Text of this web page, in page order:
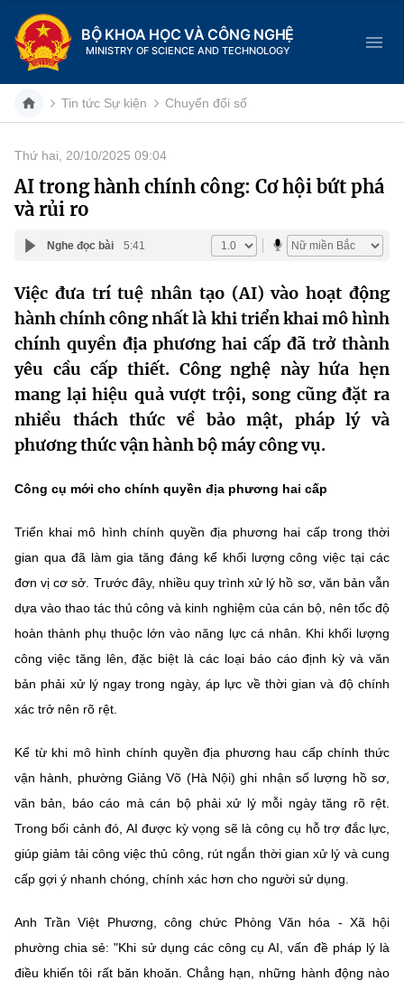
BỘ KHOA HỌC VÀ CÔNG NGHỆ
MINISTRY OF SCIENCE AND TECHNOLOGY
Danh mục
Trang chủ
Giới thiệu
Chức năng nhiệm vụ
Cơ cấu tổ chức
Lịch sử phát triển
Tin tức sự kiện
Khoa học và Công nghệ
Đổi mới sáng tạo
Tiêu chuẩn, đo lường, chất lượng
Năng lượng nguyên tử
Tin tổng hợp
Dịch vụ công
Hệ thống văn bản
Văn bản QPPL
MST IOFFICE
Đổi mới sáng tạo
Bưu chính, Viễn thông
Sở hữu trí tuệ
Năng lượng nguyên tử
Khác
Infographic
Nhiệm vụ trọng tâm
Vietnamese English
BỘ KHOA HỌC VÀ CÔNG NGHỆ
MINISTRY OF SCIENCE AND TECHNOLOGY
Tin tức Sự kiện Chuyển đổi số
Thứ hai, 20/10/2025 09:04
AI trong hành chính công: Cơ hội bứt phá
và rủi ro
Nghe đọc bài 5:41
Việc đưa trí tuệ nhân tạo (AI) vào hoạt động
hành chính công nhất là khi triển khai mô hình
chính quyền địa phương hai cấp đã trở thành
yêu cầu cấp thiết. Công nghệ này hứa hẹn
mang lại hiệu quả vượt trội, song cũng đặt ra
nhiều thách thức về bảo mật, pháp lý và
phương thức vận hành bộ máy công vụ.
Công cụ mới cho chính quyền địa phương hai cấp
Triển khai mô hình chính quyền địa phương hai cấp trong thời
gian qua đã làm gia tăng đáng kể khối lượng công việc tại các
đơn vị cơ sở. Trước đây, nhiều quy trình xử lý hồ sơ, văn bản vẫn
dựa vào thao tác thủ công và kinh nghiệm của cán bộ, nên tốc độ
hoàn thành phụ thuộc lớn vào năng lực cá nhân. Khi khối lượng
công việc tăng lên, đặc biệt là các loại báo cáo định kỳ và văn
bản phải xử lý ngay trong ngày, áp lực về thời gian và độ chính
xác trở nên rõ rệt.
Kể từ khi mô hình chính quyền địa phương hau cấp chính thức
vận hành, phường Giảng Võ (Hà Nội) ghi nhận số lượng hồ sơ,
văn bản, báo cáo mà cán bộ phải xử lý mỗi ngày tăng rõ rệt.
Trong bối cảnh đó, AI được kỳ vọng sẽ là công cụ hỗ trợ đắc lực,
giúp giảm tải công việc thủ công, rút ngắn thời gian xử lý và cung
cấp gợi ý nhanh chóng, chính xác hơn cho người sử dụng.
Anh Trần Việt Phương, công chức Phòng Văn hóa - Xã hội
phường chia sẻ: "Khi sử dụng các công cụ AI, vấn đề pháp lý là
điều khiến tôi rất băn khoăn. Chẳng hạn, những hành động nào